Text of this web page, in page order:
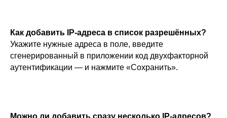
Как добавить IP-адреса в список разрешённых?
Укажите нужные адреса в поле, введите
сгенерированный в приложении код двухфакторной
аутентификации — и нажмите «Сохранить».
Можно ли добавить сразу несколько IP-адресов?